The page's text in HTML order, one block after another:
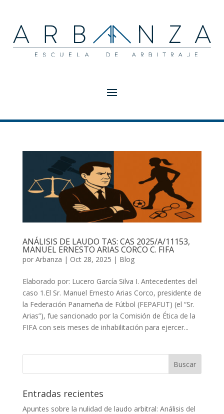
ANÁLISIS DE LAUDO TAS: CAS 2025/A/11153,
MANUEL ERNESTO ARIAS CORCO C. FIFA
por Arbanza | Oct 28, 2025 | Blog
Elaborado por: Lucero García Silva I. Antecedentes del
caso 1.El Sr. Manuel Ernesto Arias Corco, presidente de
la Federación Panameña de Fútbol (FEPAFUT) (el “Sr.
Arias”), fue sancionado por la Comisión de Ética de la
FIFA con seis meses de inhabilitación para ejercer...
Entradas recientes
Apuntes sobre la nulidad de laudo arbitral: Análisis del